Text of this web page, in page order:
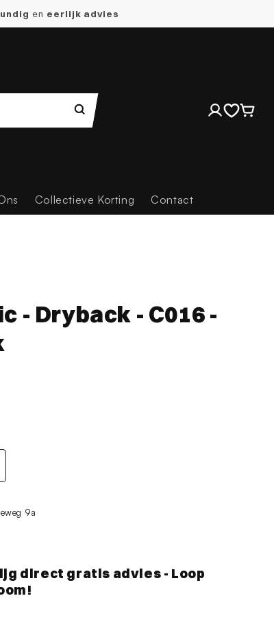
en eerlijk advies
Collectieve Korting Contact
Inloggen
- Dryback - C016 -
9a
direct gratis advies - Loop